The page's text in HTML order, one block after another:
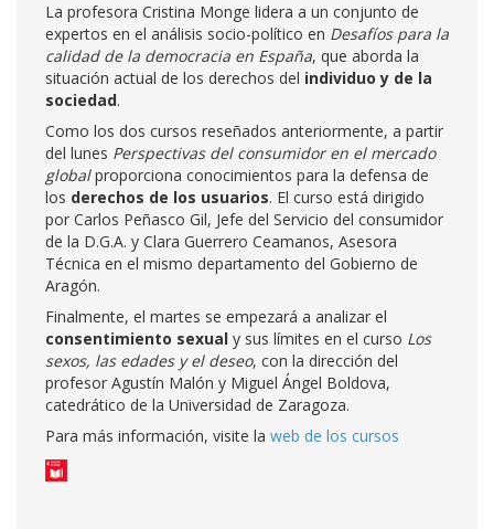
La profesora Cristina Monge lidera a un conjunto de
expertos en el análisis socio-político en Desafíos para la
calidad de la democracia en España, que aborda la
situación actual de los derechos del individuo y de la
sociedad.
Como los dos cursos reseñados anteriormente, a partir
del lunes Perspectivas del consumidor en el mercado
globalproporciona conocimientos para la defensa de
los derechos de los usuarios. El curso está dirigido
por Carlos Peñasco Gil, Jefe del Servicio del consumidor
de la D.G.A. y Clara Guerrero Ceamanos, Asesora
Técnica en el mismo departamento del Gobierno de
Aragón.
Finalmente, el martes se empezará a analizar el
consentimiento sexual y sus límites en el curso Los
sexos, las edades y el deseo, con la dirección del
profesor Agustín Malón y Miguel Ángel Boldova,
catedrático de la Universidad de Zaragoza.
Para más información, visite la web de los cursos